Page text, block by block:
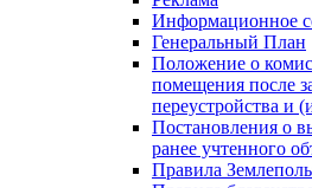
Информационное
Генеральный План
Положение о
помещения после
переустройства и
Постановления о
ранее учтенного
Правила